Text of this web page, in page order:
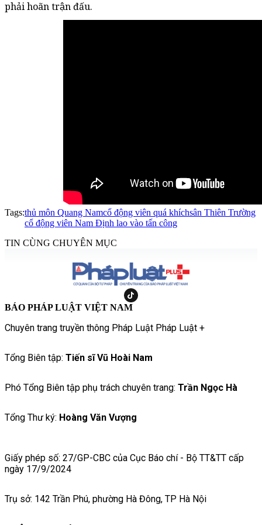
phải hoãn trận đấu.
Tags:thủ môn Quang Namcổ động viên quá khíchsân Thiên Trường
cổ động viên Nam Định lao vào tấn công
TIN CÙNG CHUYÊN MỤC
BÁO PHÁP LUẬT VIỆT NAM
Chuyên trang truyền thông Pháp Luật Pháp Luật +
Tổng Biên tập: Tiến sĩ Vũ Hoài Nam
Phó Tổng Biên tập phụ trách chuyên trang: Trần Ngọc Hà
Tổng Thư ký: Hoàng Văn Vượng
Giấy phép số: 27/GP-CBC của Cục Báo chí - Bộ TT&TT cấp
ngày 17/9/2024
Trụ sở: 142 Trần Phú, phường Hà Đông, TP Hà Nội